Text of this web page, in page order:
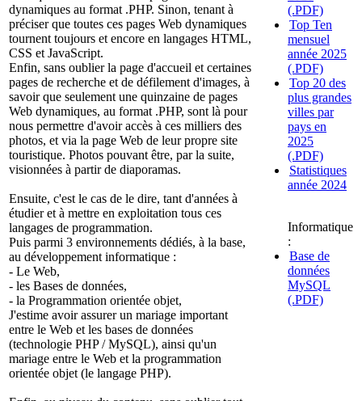
dynamiques au format .PHP. Sinon, tenant à
préciser que toutes ces pages Web dynamiques
tournent toujours et encore en langages HTML,
CSS et JavaScript.
Enfin, sans oublier la page d'accueil et certaines
pages de recherche et de défilement d'images, à
savoir que seulement une quinzaine de pages
Web dynamiques, au format .PHP, sont là pour
nous permettre d'avoir accès à ces milliers des
photos, et via la page Web de leur propre site
touristique. Photos pouvant être, par la suite,
visionnées à partir de diaporamas.
Ensuite, c'est le cas de le dire, tant d'années à
étudier et à mettre en exploitation tous ces
langages de programmation.
Puis parmi 3 environnements dédiés, à la base,
au développement informatique :
- Le Web,
- les Bases de données,
- la Programmation orientée objet,
J'estime avoir assurer un mariage important
entre le Web et les bases de données
(technologie PHP / MySQL), ainsi qu'un
mariage entre le Web et la programmation
orientée objet (le langage PHP).
(.PDF)
Top Ten
mensuel
année 2025
(.PDF)
Top 20 des
plus grandes
villes par
pays en
2025
(.PDF)
Statistiques
année 2024
Informatique
:
Base de
données
MySQL
(.PDF)